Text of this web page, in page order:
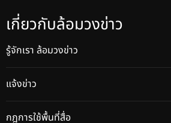
เกี่ยวกับล้อมวงข่าว
รู้จักเรา ล้อมวงข่าว
แจ้งข่าว
กฎการใช้พื้นที่สื่อ